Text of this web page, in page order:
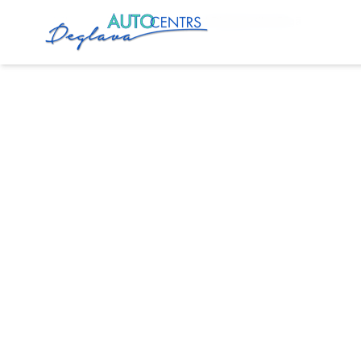
Sākums Pakalpojumi Opel Diagnostika Rīgā